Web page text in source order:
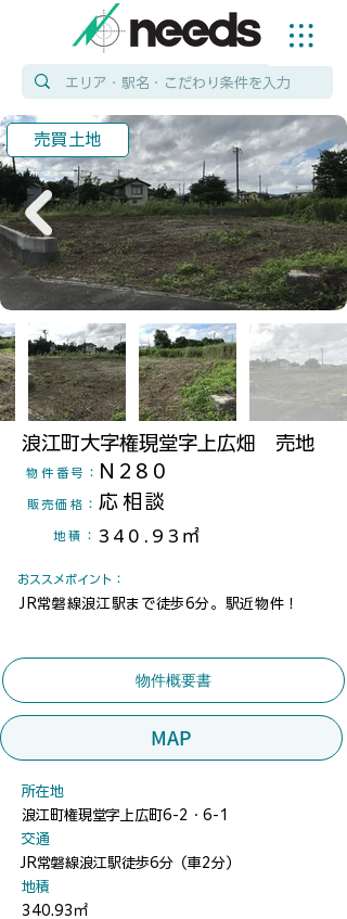
売買土地
浪江町大字権現堂字上広畑 売地
​販売価格： 応相談
物件番号 ： N280
地積 ： 340.93㎡
​おススメポイント：
JR常磐線浪江駅まで徒歩6分。駅近物件！
物件概要書
MAP
​所在地
浪江町権現堂字上広町6-2・6-1
​交通
JR常磐線浪江駅徒歩6分（車2分）
地積
340.93㎡